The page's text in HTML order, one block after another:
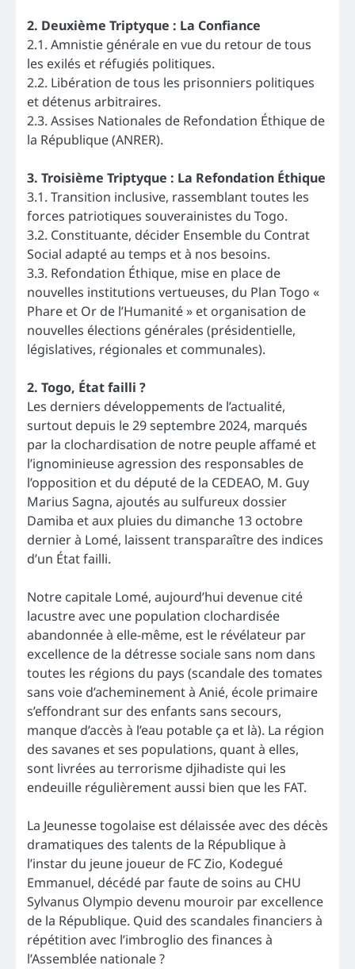
2. Deuxième Triptyque : La Confiance
2.1. Amnistie générale en vue du retour de tous
les exilés et réfugiés politiques.
2.2. Libération de tous les prisonniers politiques
et détenus arbitraires.
2.3. Assises Nationales de Refondation Éthique de
la République (ANRER).
3. Troisième Triptyque : La Refondation Éthique
3.1. Transition inclusive, rassemblant toutes les
forces patriotiques souverainistes du Togo.
3.2. Constituante, décider Ensemble du Contrat
Social adapté au temps et à nos besoins.
3.3. Refondation Éthique, mise en place de
nouvelles institutions vertueuses, du Plan Togo «
Phare et Or de l’Humanité » et organisation de
nouvelles élections générales (présidentielle,
législatives, régionales et communales).
2. Togo, État failli ?
Les derniers développements de l’actualité,
surtout depuis le 29 septembre 2024, marqués
par la clochardisation de notre peuple affamé et
l’ignominieuse agression des responsables de
l’opposition et du député de la CEDEAO, M. Guy
Marius Sagna, ajoutés au sulfureux dossier
Damiba et aux pluies du dimanche 13 octobre
dernier à Lomé, laissent transparaître des indices
d’un État failli.
Notre capitale Lomé, aujourd’hui devenue cité
lacustre avec une population clochardisée
abandonnée à elle-même, est le révélateur par
excellence de la détresse sociale sans nom dans
toutes les régions du pays (scandale des tomates
sans voie d’acheminement à Anié, école primaire
s’effondrant sur des enfants sans secours,
manque d’accès à l’eau potable ça et là). La région
des savanes et ses populations, quant à elles,
sont livrées au terrorisme djihadiste qui les
endeuille régulièrement aussi bien que les FAT.
La Jeunesse togolaise est délaissée avec des décès
dramatiques des talents de la République à
l’instar du jeune joueur de FC Zio, Kodegué
Emmanuel, décédé par faute de soins au CHU
Sylvanus Olympio devenu mouroir par excellence
de la République. Quid des scandales financiers à
répétition avec l’imbroglio des finances à
l’Assemblée nationale ?